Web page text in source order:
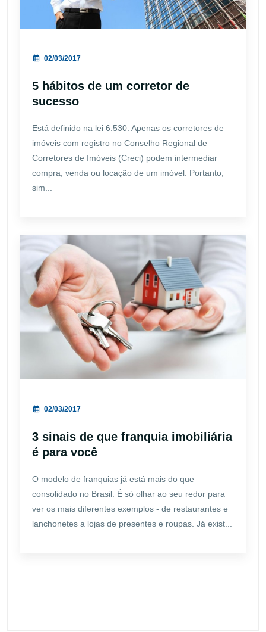
02/03/2017
5 hábitos de um corretor de
sucesso
Está definido na lei 6.530. Apenas os corretores de
imóveis com registro no Conselho Regional de
Corretores de Imóveis (Creci) podem intermediar
compra, venda ou locação de um imóvel. Portanto,
sim...
02/03/2017
3 sinais de que franquia imobiliária
é para você
O modelo de franquias já está mais do que
consolidado no Brasil. É só olhar ao seu redor para
ver os mais diferentes exemplos - de restaurantes e
lanchonetes a lojas de presentes e roupas. Já exist...